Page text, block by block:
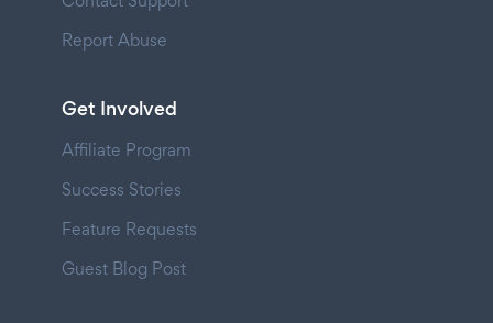
Report Abuse
Get Involved
Affiliate Program
Success Stories
Feature Requests
Guest Blog Post